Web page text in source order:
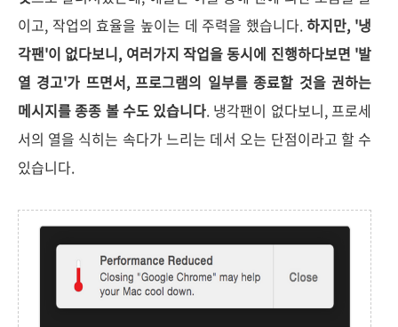
이고, 작업의 효율을 높이는 데 주력을 했습니다.하지만, '냉
각팬'이 없다보니, 여러가지 작업을 동시에 진행하다보면 '발
열 경고'가 뜨면서, 프로그램의 일부를 종료할 것을 권하는
메시지를 종종 볼 수도 있습니다. 냉각팬이 없다보니, 프로세
서의 열을 식히는 속다가 느리는 데서 오는 단점이라고 할 수
있습니다.